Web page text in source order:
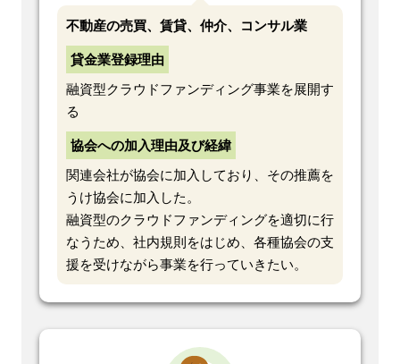
不動産の売買、賃貸、仲介、コンサル業
貸金業登録理由
融資型クラウドファンディング事業を展開す
る
協会への加入理由及び経緯
関連会社が協会に加入しており、その推薦を
うけ協会に加入した。
融資型のクラウドファンディングを適切に行
なうため、社内規則をはじめ、各種協会の支
援を受けながら事業を行っていきたい。